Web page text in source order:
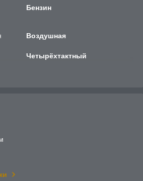
Бензин
Воздушная
Четырёхтактный